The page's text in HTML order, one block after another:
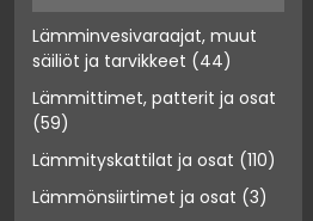
Lämminvesivaraajat, muut
säiliöt ja tarvikkeet (44)
Lämmittimet, patterit ja osat
(59)
Lämmityskattilat ja osat (110)
Lämmönsiirtimet ja osat (3)